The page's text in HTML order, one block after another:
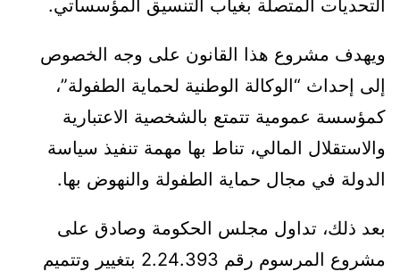
التحديات المتصلة بغياب التنسيق المؤسساتي.
ويهدف مشروع هذا القانون على وجه الخصوص
إلى إحداث “الوكالة الوطنية لحماية الطفولة”،
كمؤسسة عمومية تتمتع بالشخصية الاعتبارية
والاستقلال المالي، تناط بها مهمة تنفيذ سياسة
الدولة في مجال حماية الطفولة والنهوض بها.
بعد ذلك، تداول مجلس الحكومة وصادق على
مشروع المرسوم رقم 2.24.393 بتغيير وتتميم